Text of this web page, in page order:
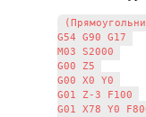
G54 G90 G17
M03 S2000
G00 Z5
G00 X0 Y0
G01 Z-3 F100
G01 X78 Y0